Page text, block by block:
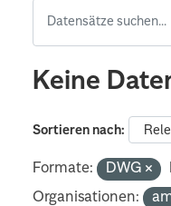
Keine
Sortieren nach
Formate: DWG
Organisationen: